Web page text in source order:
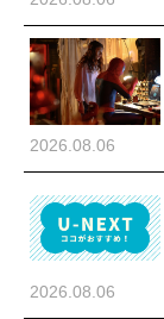
2026.08.06
2026.08.06